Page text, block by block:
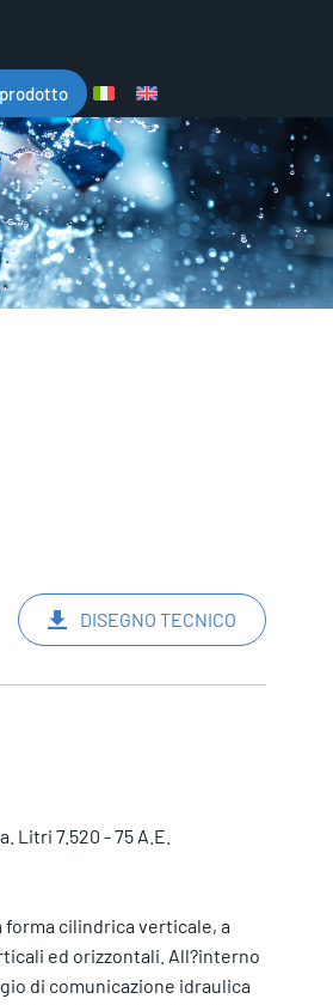
DISEGNO TECNICO
Litri 7.520 - 75 A.E.
cilindrica verticale, a
ed orizzontali. All?interno
di comunicazione idraulica